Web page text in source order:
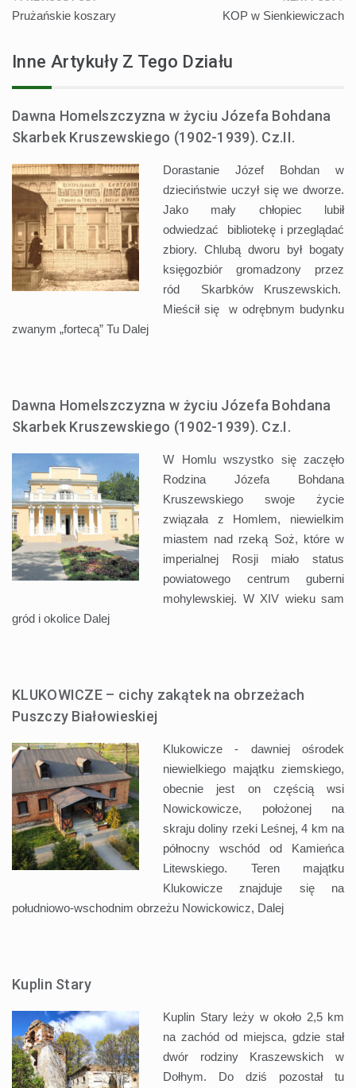
Prużańskie koszary KOP w Sienkiewiczach
Inne Artykuły Z Tego Działu
Dawna Homelszczyzna w życiu Józefa Bohdana
Skarbek Kruszewskiego (1902-1939). Cz.II.
Dorastanie Józef Bohdan w
dzieciństwie uczył się we dworze.
Jako mały chłopiec lubił
odwiedzać bibliotekę i przeglądać
zbiory. Chlubą dworu był bogaty
księgozbiór gromadzony przez
ród Skarbków Kruszewskich.
Mieścił się w odrębnym budynku
zwanym „fortecą” Tu Dalej
Dawna Homelszczyzna w życiu Józefa Bohdana
Skarbek Kruszewskiego (1902-1939). Cz.I.
W Homlu wszystko się zaczęło
Rodzina Józefa Bohdana
Kruszewskiego swoje życie
związała z Homlem, niewielkim
miastem nad rzeką Soż, które w
imperialnej Rosji miało status
powiatowego centrum guberni
mohylewskiej. W XIV wieku sam
gród i okolice Dalej
KLUKOWICZE – cichy zakątek na obrzeżach
Puszczy Białowieskiej
Klukowicze - dawniej ośrodek
niewielkiego majątku ziemskiego,
obecnie jest on częścią wsi
Nowickowicze, położonej na
skraju doliny rzeki Leśnej, 4 km na
północny wschód od Kamieńca
Litewskiego. Teren majątku
Klukowicze znajduje się na
południowo-wschodnim obrzeżu Nowickowicz, Dalej
Kuplin Stary
Kuplin Stary leży w około 2,5 km
na zachód od miejsca, gdzie stał
dwór rodziny Kraszewskich w
Dołhym. Do dziś pozostał tu